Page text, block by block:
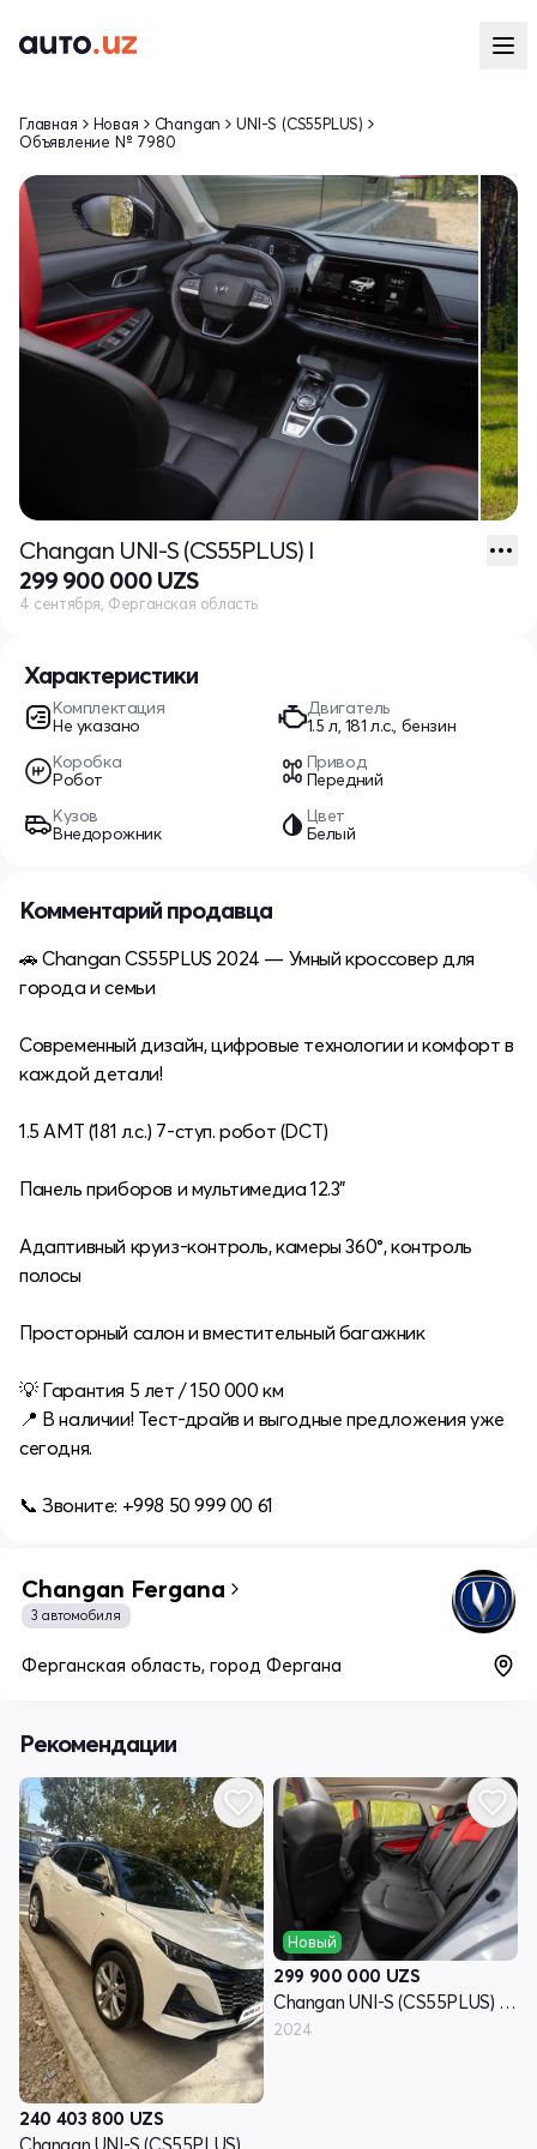
Характеристики
Комплектация
Не указано
Двигатель
1.5 л, 181 л.с., бензин
Коробка
Робот
Привод
Передний
Кузов
Внедорожник
Цвет
Белый
Главная Новая Changan
UNI-S (CS55PLUS)
Объявление № 7980
Changan UNI-S (CS55PLUS) I
299 900 000 UZS
4 сентября, Ферганская область
Комментарий продавца
🚗 Changan CS55PLUS 2024 — Умный кроссовер для
города и семьи
Современный дизайн, цифровые технологии и комфорт в
каждой детали!
1.5 AMT (181 л.с.) 7-ступ. робот (DCT)
Панель приборов и мультимедиа 12.3"
Адаптивный круиз-контроль, камеры 360°, контроль
полосы
Просторный салон и вместительный багажник
💡 Гарантия 5 лет / 150 000 км
📍 В наличии! Тест-драйв и выгодные предложения уже
сегодня.
📞 Звоните: +998 50 999 00 61
Changan Fergana
3 автомобиля
Ферганская область, город Фергана
Рекомендации
240 403 800 UZS
Новый
299 900 000 UZS
Changan UNI-S (CS55PLUS) I - поколение
2024